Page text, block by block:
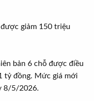
giảm 150 triệu
bản 6 chỗ được điều
tỷ đồng. Mức giá mới
8/5/2026.